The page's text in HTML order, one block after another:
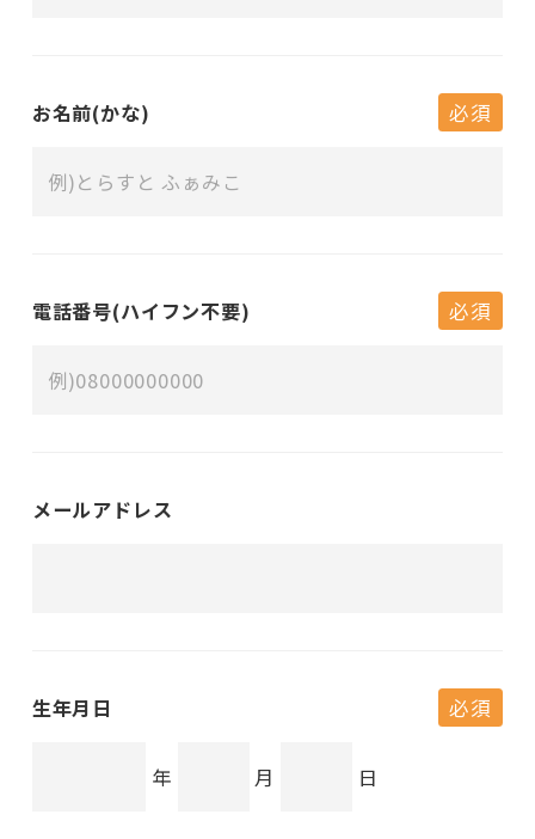
必須
お名前(かな)
必須
電話番号(ハイフン不要)
メールアドレス
必須
生年月日
年 月 日